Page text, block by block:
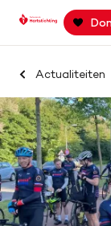
Spring
Spring
navigatie
Keer
de
Zoek binnen
Zoeken
Home
Actualiteiten
Actualiteiten